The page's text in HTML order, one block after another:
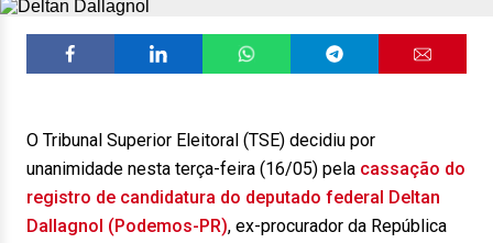
O Tribunal Superior Eleitoral (TSE) decidiu por
unanimidade nesta terça-feira (16/05) pela cassação do
registro de candidatura do deputado federal Deltan
Dallagnol (Podemos-PR), ex-procurador da República